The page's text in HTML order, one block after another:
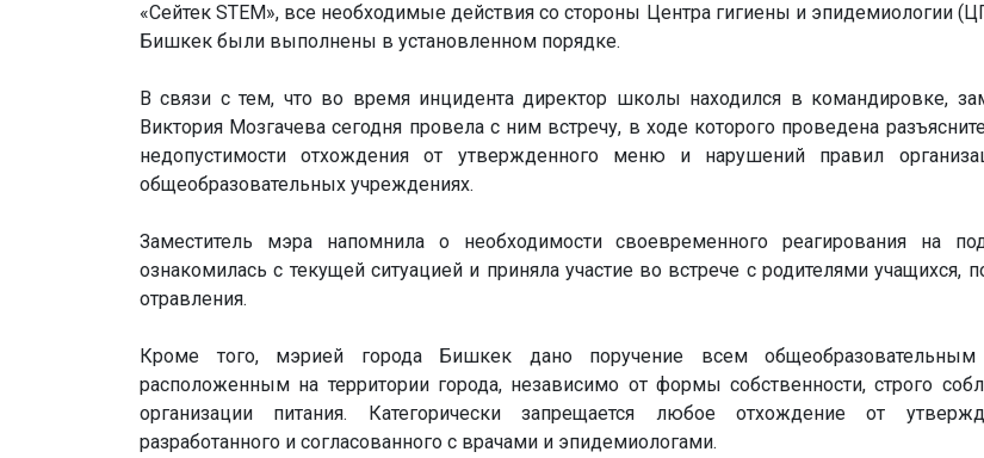
«Сейтек STEM», все необходимые действия со стороны Центра гигиены и эпидемиологии
Бишкек были выполнены в установленном порядке.
В связи с тем, что во время инцидента директор школы находился в командировке,
Виктория Мозгачева сегодня провела с ним встречу, в ходе которого проведена
недопустимости отхождения от утвержденного меню и нарушений правил
общеобразовательных учреждениях.
Заместитель мэра напомнила о необходимости своевременного реагирования на
ознакомилась с текущей ситуацией и приняла участие во встрече с родителями учащихся,
отравления.
Кроме того, мэрией города Бишкек дано поручение всем общеобразовательным
расположенным на территории города, независимо от формы собственности, строго
организации питания. Категорически запрещается любое отхождение от
разработанного и согласованного с врачами и эпидемиологами.